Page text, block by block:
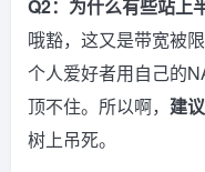
Q2：为什么有些站上
哦豁，这又是带宽被
个人爱好者用自己的
顶不住。所以啊， 建
树上吊死。